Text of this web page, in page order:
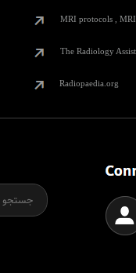
MRI protocols ,
The Radiology
Radiopaedia.org